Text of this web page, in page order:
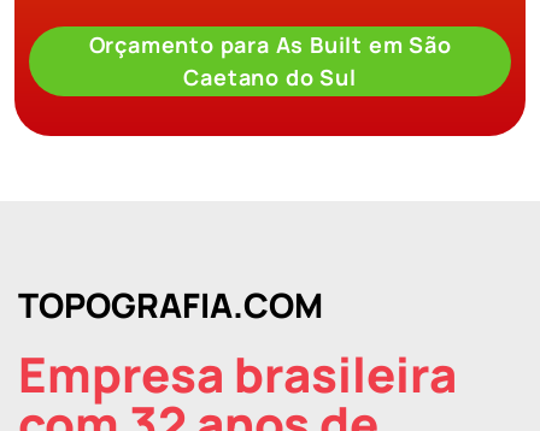
Orçamento para As Built em São
Caetano do Sul
TOPOGRAFIA.COM
Empresa brasileira